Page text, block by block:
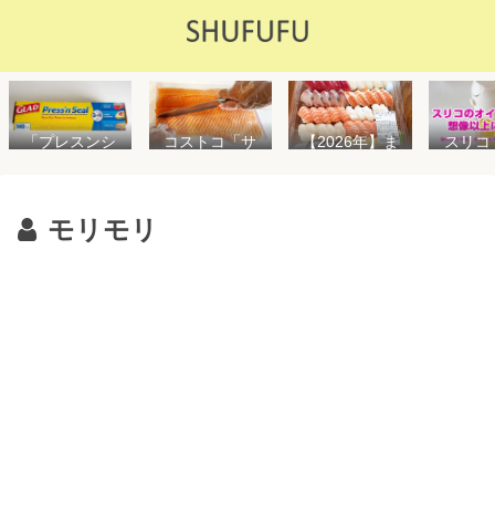
「プレスンシ
以外で売って
る店はどこ？
コストコ「サ
【2026年】ま
スリコ
モリモリ